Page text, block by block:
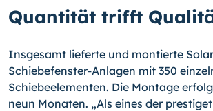
Quantität trifft
Insgesamt lieferte und montierte
Schiebefenster-Anlagen mit 350
Schiebeelementen. Die Montage
neun Monaten. „Als eines der